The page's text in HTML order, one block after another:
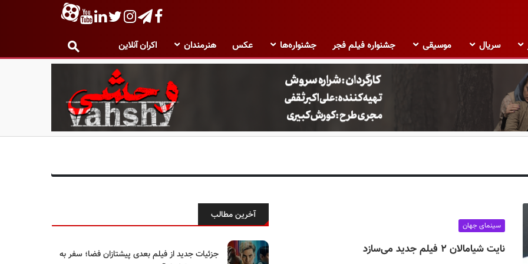
سریال موسیقی جشنواره فیلم فجر جشنواره‌ها عکس هنرمندان اکران آنلاین
سینمای جهان
نایت شیامالان ۲ فیلم جدید می‌سازد
آخرین مطالب
جزئیات جدید از فیلم بعدی پیشتازان فضا؛ سفر به